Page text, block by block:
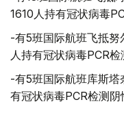
1610人持有冠状病毒
-有5班国际航班飞抵
人持有冠状病毒PCR
-有5班国际航班库斯塔
有冠状病毒PCR检测阴